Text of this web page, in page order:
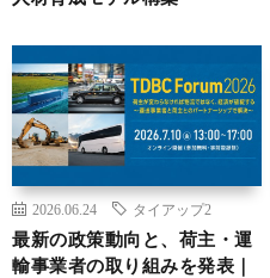
2026.06.24 タイアップ2
最新の政策動向と、荷主・運
輸事業者の取り組みを発表｜